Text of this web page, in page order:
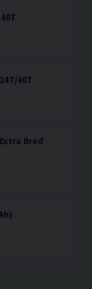
40T
Bred